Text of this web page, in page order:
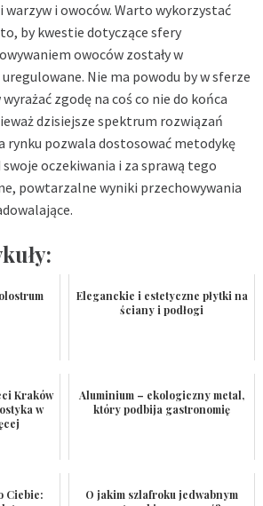
warzyw i owoców. Warto wykorzystać
by kwestie dotyczące sfery
owoców zostały w
Nie ma powodu by w sferze
zgodę na coś co nie do końca
dzisiejsze spektrum rozwiązań
rynku pozwala dostosować metodykę
oczekiwania i za sprawą tego
powtarzalne wyniki przechowywania
Eleganckie i estetyczne płytki na
ściany i podłogi
Kraków
w
Aluminium – ekologiczny metal,
który podbija gastronomię
Ciebie:
O jakim szlafroku jedwabnym